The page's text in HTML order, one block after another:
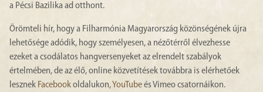
a Pécsi Bazilika ad otthont.
Örömteli hír, hogy a Filharmónia Magyarország közönségének újra
lehetősége adódik, hogy személyesen, a nézőtérről élvezhesse
ezeket a csodálatos hangversenyeket az elrendelt szabályok
értelmében, de az élő, online közvetítések továbbra is elérhetőek
lesznek Facebookoldalukon,YouTubeés Vimeo csatornáikon.